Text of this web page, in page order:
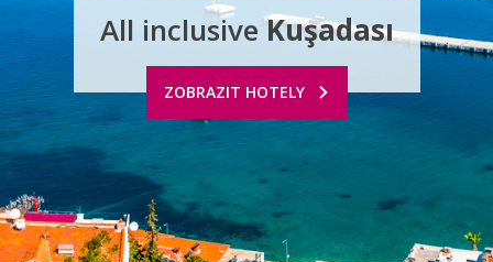
All inclusiveKuşadası
ZOBRAZIT HOTELY